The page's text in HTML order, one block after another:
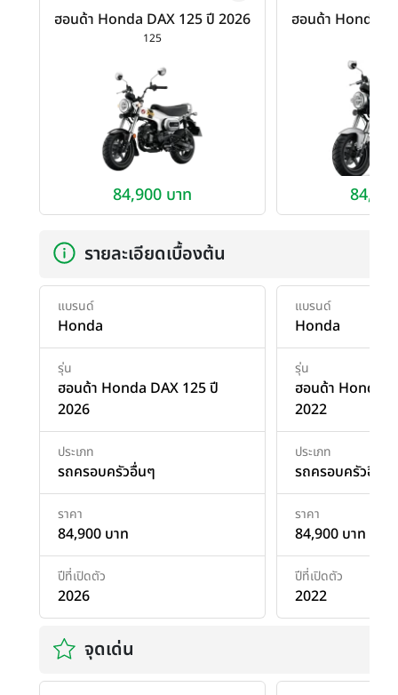
ฮอนด้า Honda DAX 125 ปี 2026
125
84,900 บาท
ฮอนด้า Honda
รายละเอียดเบื้องต้น
แบรนด์
Honda
รุ่น
ฮอนด้า Honda DAX 125 ปี
2026
ประเภท
รถครอบครัวอื่นๆ
ราคา
84,900 บาท
ปีที่เปิดตัว
2026
แบรนด์
Honda
รุ่น
ฮอนด้า Honda
2022
ประเภท
รถครอบครัวอื่นๆ
ราคา
84,900 บาท
ปีที่เปิดตัว
2022
จุดเด่น